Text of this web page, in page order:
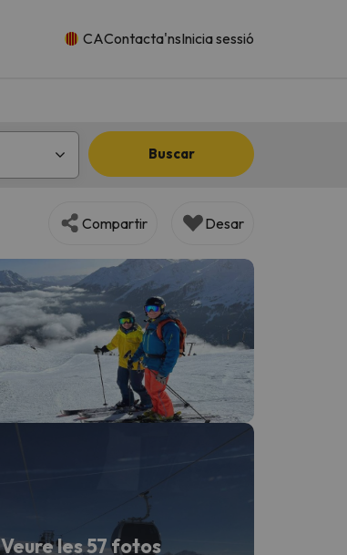
CAContacta'nsInicia sessió
Buscar
Compartir Desar
Veure les 57 fotos